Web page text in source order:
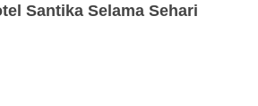
Santika Selama Sehari